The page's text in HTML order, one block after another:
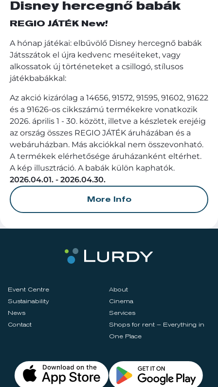
Disney hercegnő babák
REGIO JÁTÉK New!
A hónap játékai: elbűvölő Disney hercegnő babák
Játsszátok el újra kedvenc meséiteket, vagy
alkossatok új történeteket a csillogó, stílusos
játékbabákkal:
Az akció kizárólag a 14656, 91572, 91595, 91602, 91622
és a 91626-os cikkszámú termékekre vonatkozik
2026. április 1 - 30. között, illetve a készletek erejéig
az ország összes REGIO JÁTÉK áruházában és a
webáruházban. Más akciókkal nem összevonható.
A termékek elérhetősége áruházanként eltérhet.
A kép illusztráció. A babák külön kaphatók.
2026.04.01. - 2026.04.30.
More Info
Event Centre
About
Sustainability
Cinema
News
Services
Contact
Shops for rent – Everything in
One Place